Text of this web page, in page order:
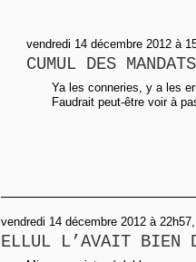
vendredi 14 décembre 2012 à
CUMUL DES
Ya les conneries, y a les
Faudrait peut-être voir à
vendredi 14 décembre 2012 à
ELLUL L’AVAIT